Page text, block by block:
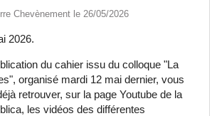
Chevènement le 26/05/2026
2026.
du cahier issu du colloque "La
organisé mardi 12 mai dernier, vous
retrouver, sur la page Youtube de la
les vidéos des différentes